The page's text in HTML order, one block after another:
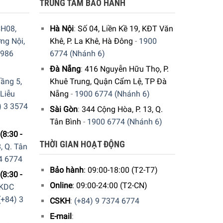
Nội,
5,
3 3574
-
Q. Tân
6774
-
3
TRUNG TÂM BẢO HÀNH
Hà Nội: Số 04, Liền Kề 19, KĐT Văn
Khê, P. La Khê, Hà Đông - 1900
6774 (Nhánh 6)
Đà Nẵng: 416 Nguyễn Hữu Thọ, P.
Khuê Trung, Quận Cẩm Lệ, TP Đà
Nẵng - 1900 6774 (Nhánh 6)
Sài Gòn: 344 Cộng Hòa, P. 13, Q.
Tân Bình - 1900 6774 (Nhánh 6)
THỜI GIAN HOẠT ĐỘNG
Bảo hành: 09:00-18:00 (T2-T7)
Online: 09:00-24:00 (T2-CN)
CSKH: (+84) 9 7374 6774
E-mail: